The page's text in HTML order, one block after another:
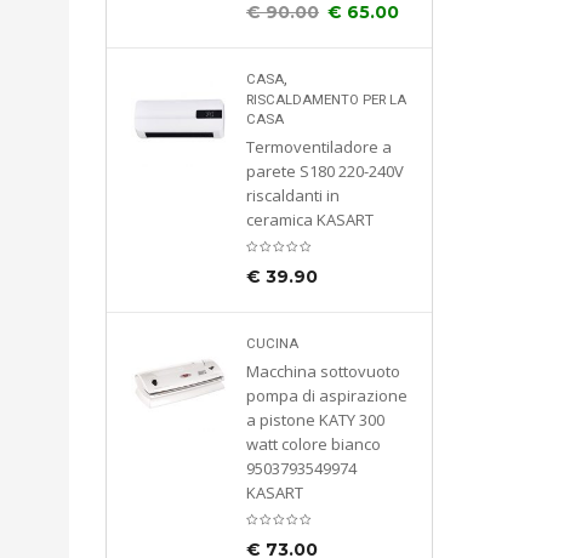
€90.00 € 65.00
CASA,
RISCALDAMENTO PER LA
CASA
Termoventiladore a
parete S180 220-240V
riscaldanti in
ceramica KASART
€ 39.90
CUCINA
Macchina sottovuoto
pompa di aspirazione
a pistone KATY 300
watt colore bianco
9503793549974
KASART
€ 73.00